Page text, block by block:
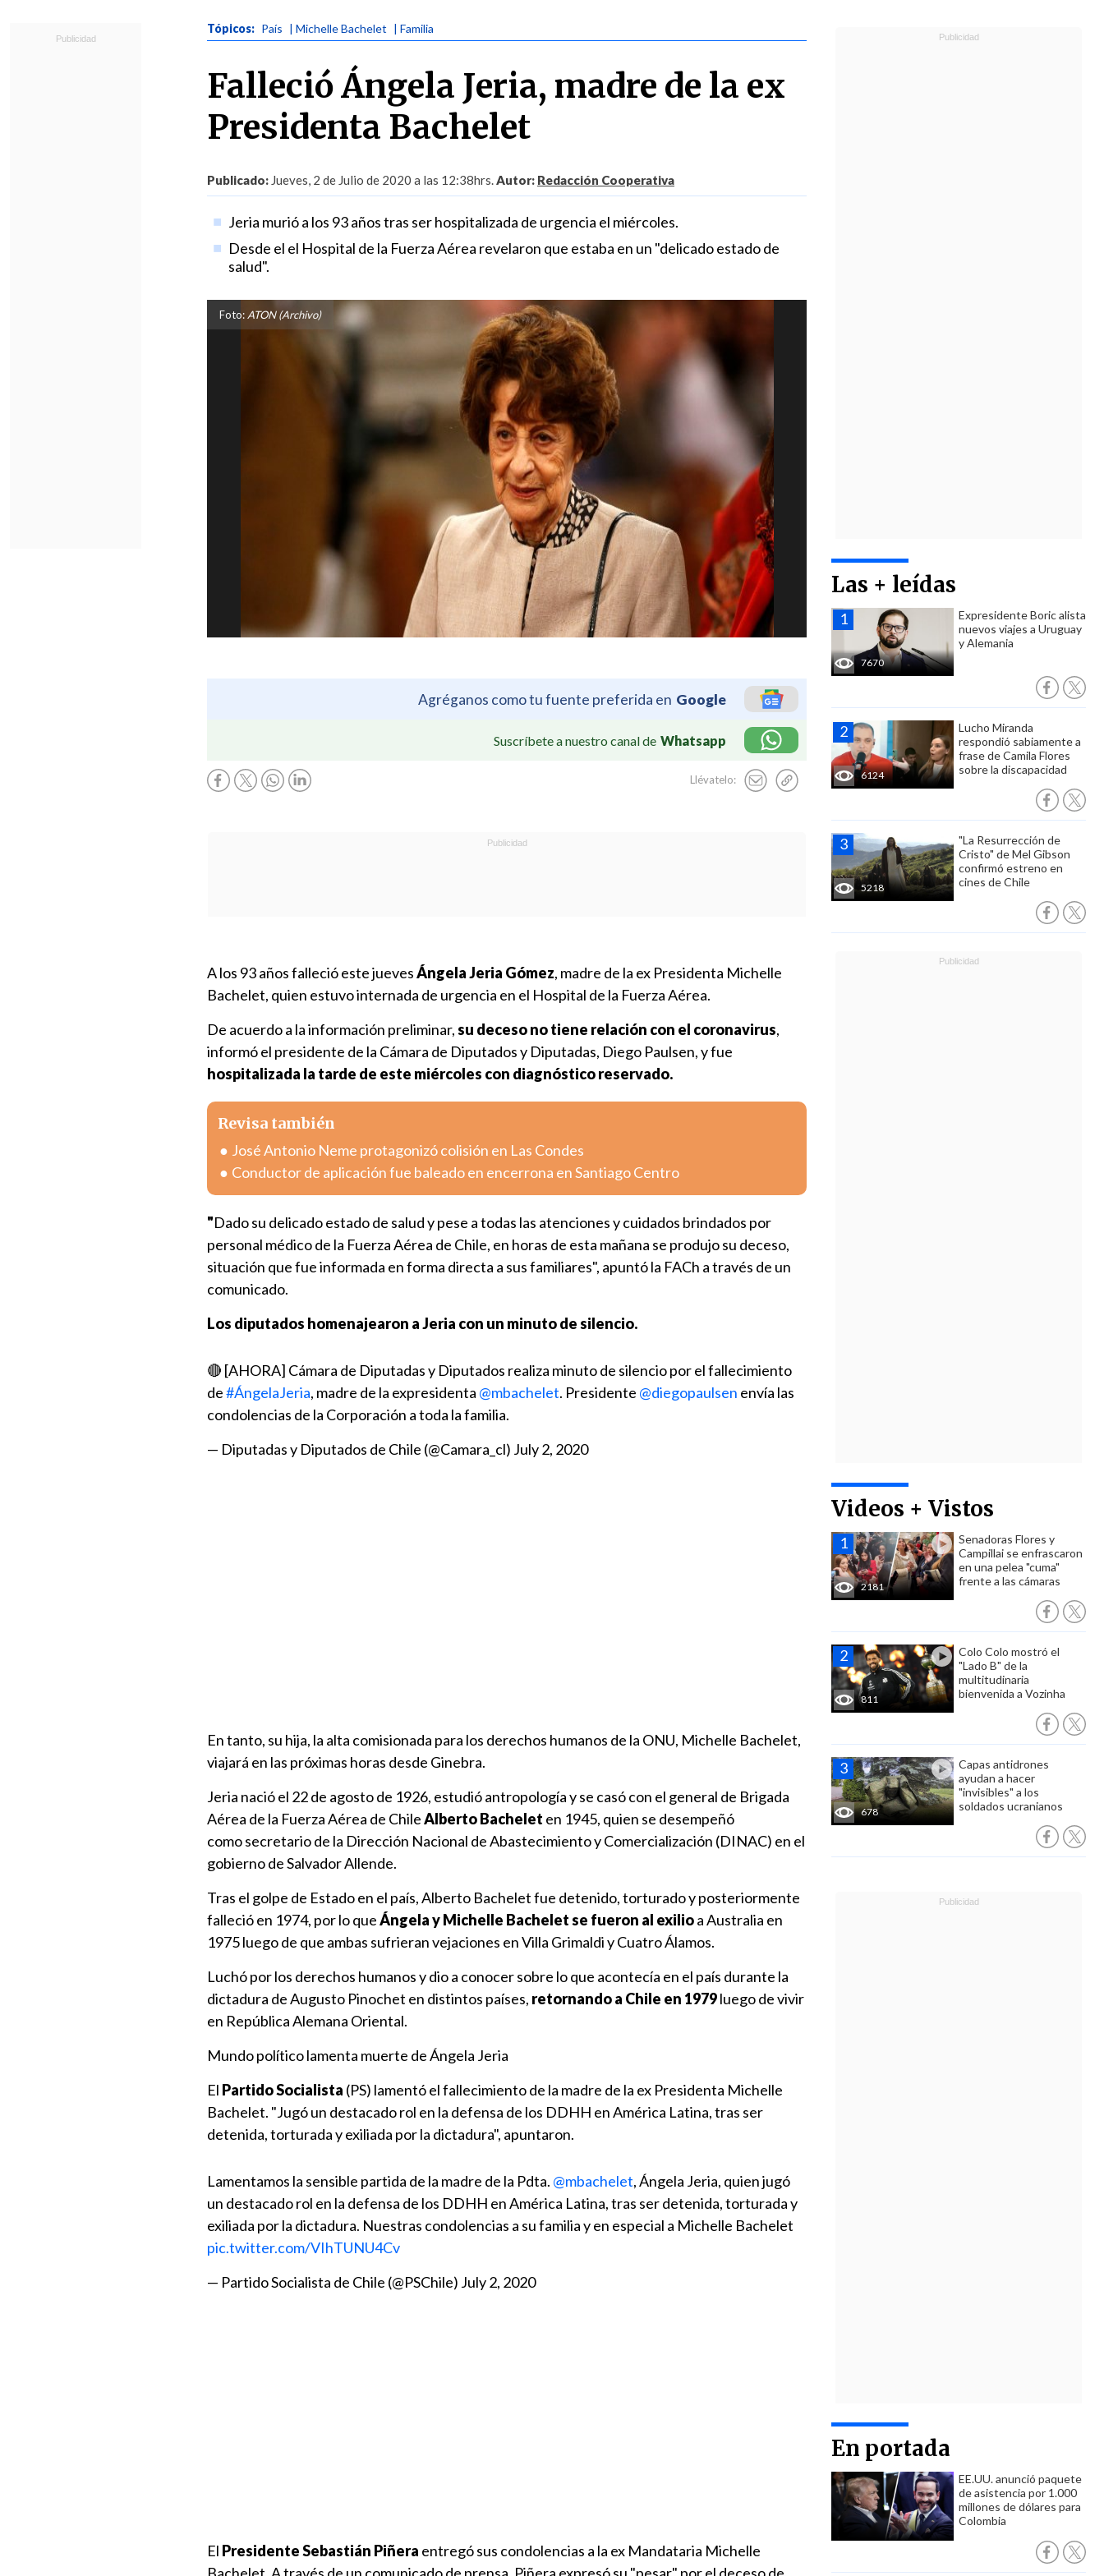
Tópicos: País | Michelle Bachelet | Familia
Falleció Ángela Jeria, madre de la ex
Presidenta Bachelet
Publicado: Jueves, 2 de Julio de 2020 a las 12:38hrs.Autor: Redacción Cooperativa
Jeria murió a los 93 años tras ser hospitalizada de urgencia el miércoles.
Desde el el Hospital de la Fuerza Aérea revelaron que estaba en un "delicado estado de
salud".
Foto: ATON (Archivo)
Agréganos como tu fuente preferida en Google
Suscríbete a nuestro canal de Whatsapp
Llévatelo:
Las + leídas
7670
Expresidente Boric alista
nuevos viajes a Uruguay
y Alemania
6124
Lucho Miranda
respondió sabiamente a
frase de Camila Flores
sobre la discapacidad
5218
"La Resurrección de
Cristo" de Mel Gibson
confirmó estreno en
cines de Chile
Videos + Vistos
2181
Senadoras Flores y
Campillai se enfrascaron
en una pelea "cuma"
frente a las cámaras
811
Colo Colo mostró el
"Lado B" de la
multitudinaria
bienvenida a Vozinha
678
Capas antidrones
ayudan a hacer
"invisibles" a los
soldados ucranianos
En portada
EE.UU. anunció paquete
de asistencia por 1.000
millones de dólares para
Colombia
A los 93 años falleció este juevesÁngela Jeria Gómez, madre de la ex Presidenta Michelle
Bachelet, quien estuvo internada de urgencia en el Hospital de la Fuerza Aérea.
De acuerdo a la información preliminar,su deceso no tiene relación con el coronavirus,
informó el presidente de la Cámara de Diputados y Diputadas, Diego Paulsen, y fue
hospitalizada la tarde de este miércoles con diagnóstico reservado.
Revisa también
José Antonio Neme protagonizó colisión en Las Condes
Conductor de aplicación fue baleado en encerrona en Santiago Centro
"Dado su delicado estado de salud y pese a todas las atenciones y cuidados brindados por
personal médico de la Fuerza Aérea de Chile, en horas de esta mañana se produjo su deceso,
situación que fue informada en forma directa a sus familiares", apuntó la FACh a través de un
comunicado.
Los diputados homenajearon a Jeria con un minuto de silencio.
🔴 [AHORA] Cámara de Diputadas y Diputados realiza minuto de silencio por el fallecimiento
de#ÁngelaJeria, madre de la expresidenta @mbachelet. Presidente @diegopaulsen envía las
condolencias de la Corporación a toda la familia.
— Diputadas y Diputados de Chile (@Camara_cl) July 2, 2020
En tanto, su hija, la alta comisionada para los derechos humanos de la ONU, Michelle Bachelet,
viajará en las próximas horas desde Ginebra.
Jeria nació el 22 de agosto de 1926, estudió antropología y se casó con el general de Brigada
Aérea de la Fuerza Aérea de ChileAlberto Bachelet en 1945, quien se desempeñó
como secretario de la Dirección Nacional de Abastecimiento y Comercialización (DINAC) en el
gobierno de Salvador Allende.
Tras el golpe de Estado en el país, Alberto Bachelet fue detenido, torturado y posteriormente
falleció en 1974, por lo queÁngela y Michelle Bachelet se fueron al exilioa Australia en
1975 luego de que ambas sufrieran vejaciones en Villa Grimaldi y Cuatro Álamos.
Luchó por los derechos humanos y dio a conocer sobre lo que acontecía en el país durante la
dictadura de Augusto Pinochet en distintos países, retornando a Chile en 1979luego de vivir
en República Alemana Oriental.
Mundo político lamenta muerte de Ángela Jeria
El Partido Socialista (PS) lamentó el fallecimiento de la madre de la ex Presidenta Michelle
Bachelet. "Jugó un destacado rol en la defensa de los DDHH en América Latina, tras ser
detenida, torturada y exiliada por la dictadura", apuntaron.
Lamentamos la sensible partida de la madre de la Pdta. @mbachelet, Ángela Jeria, quien jugó
un destacado rol en la defensa de los DDHH en América Latina, tras ser detenida, torturada y
exiliada por la dictadura. Nuestras condolencias a su familia y en especial a Michelle Bachelet
pic.twitter.com/VIhTUNU4Cv
— Partido Socialista de Chile (@PSChile) July 2, 2020
El Presidente Sebastián Piñera entregó sus condolencias a la ex Mandataria Michelle